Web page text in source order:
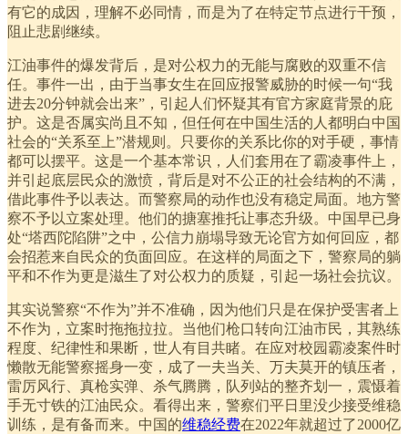
有它的成因，理解不必同情，而是为了在特定节点进行干预，
阻止悲剧继续。
江油事件的爆发背后，是对公权力的无能与腐败的双重不信
任。事件一出，由于当事女生在回应报警威胁的时候一句“我
进去20分钟就会出来”，引起人们怀疑其有官方家庭背景的庇
护。这是否属实尚且不知，但任何在中国生活的人都明白中国
社会的“关系至上”潜规则。只要你的关系比你的对手硬，事情
都可以摆平。这是一个基本常识，人们套用在了霸凌事件上，
并引起底层民众的激愤，背后是对不公正的社会结构的不满，
借此事件予以表达。而警察局的动作也没有稳定局面。地方警
察不予以立案处理。他们的搪塞推托让事态升级。中国早已身
处“塔西陀陷阱”之中，公信力崩塌导致无论官方如何回应，都
会招惹来自民众的负面回应。在这样的局面之下，警察局的躺
平和不作为更是滋生了对公权力的质疑，引起一场社会抗议。
其实说警察“不作为”并不准确，因为他们只是在保护受害者上
不作为，立案时拖拖拉拉。当他们枪口转向江油市民，其熟练
程度、纪律性和果断，世人有目共睹。在应对校园霸凌案件时
懒散无能警察摇身一变，成了一夫当关、万夫莫开的镇压者，
雷厉风行、真枪实弹、杀气腾腾，队列站的整齐划一，震慑着
手无寸铁的江油民众。看得出来，警察们平日里没少接受维稳
训练，是有备而来。中国的维稳经费在2022年就超过了2000亿